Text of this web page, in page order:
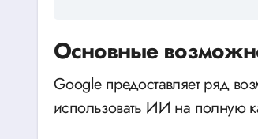
Основные
Google предоставляет ряд
использовать ИИ на полную